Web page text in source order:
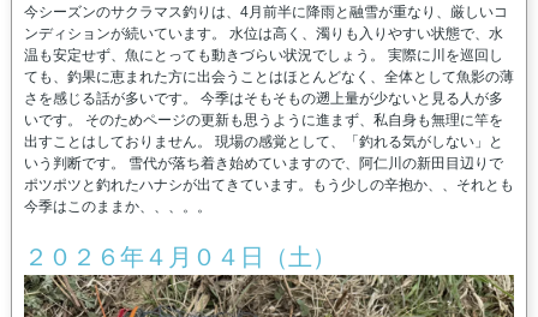
今シーズンのサクラマス釣りは、4月前半に降雨と融雪が重なり、厳しいコ
ンディションが続いています。 水位は高く、濁りも入りやすい状態で、水
温も安定せず、魚にとっても動きづらい状況でしょう。 実際に川を巡回し
ても、釣果に恵まれた方に出会うことはほとんどなく、全体として魚影の薄
さを感じる話が多いです。 今季はそもそもの遡上量が少ないと見る人が多
いです。 そのためページの更新も思うように進まず、私自身も無理に竿を
出すことはしておりません。 現場の感覚として、「釣れる気がしない」と
いう判断です。 雪代が落ち着き始めていますので、阿仁川の新田目辺りで
ポツポツと釣れたハナシが出てきています。もう少しの辛抱か、、それとも
今季はこのままか、、、。。
２０２６年４月０４日（土）